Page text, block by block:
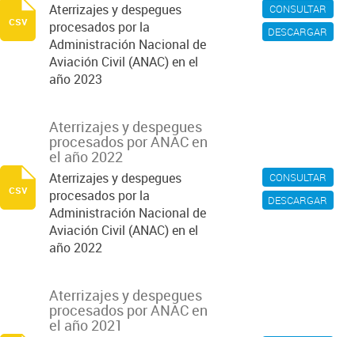
CONSULTAR
DESCARGAR
Aterrizajes y despegues
procesados por la
Administración Nacional de
Aviación Civil (ANAC) en el
año 2023
csv
CONSULTAR
DESCARGAR
Aterrizajes y despegues
procesados por ANAC en
el año 2022
Aterrizajes y despegues
procesados por la
Administración Nacional de
Aviación Civil (ANAC) en el
año 2022
csv
Aterrizajes y despegues
procesados por ANAC en
el año 2021